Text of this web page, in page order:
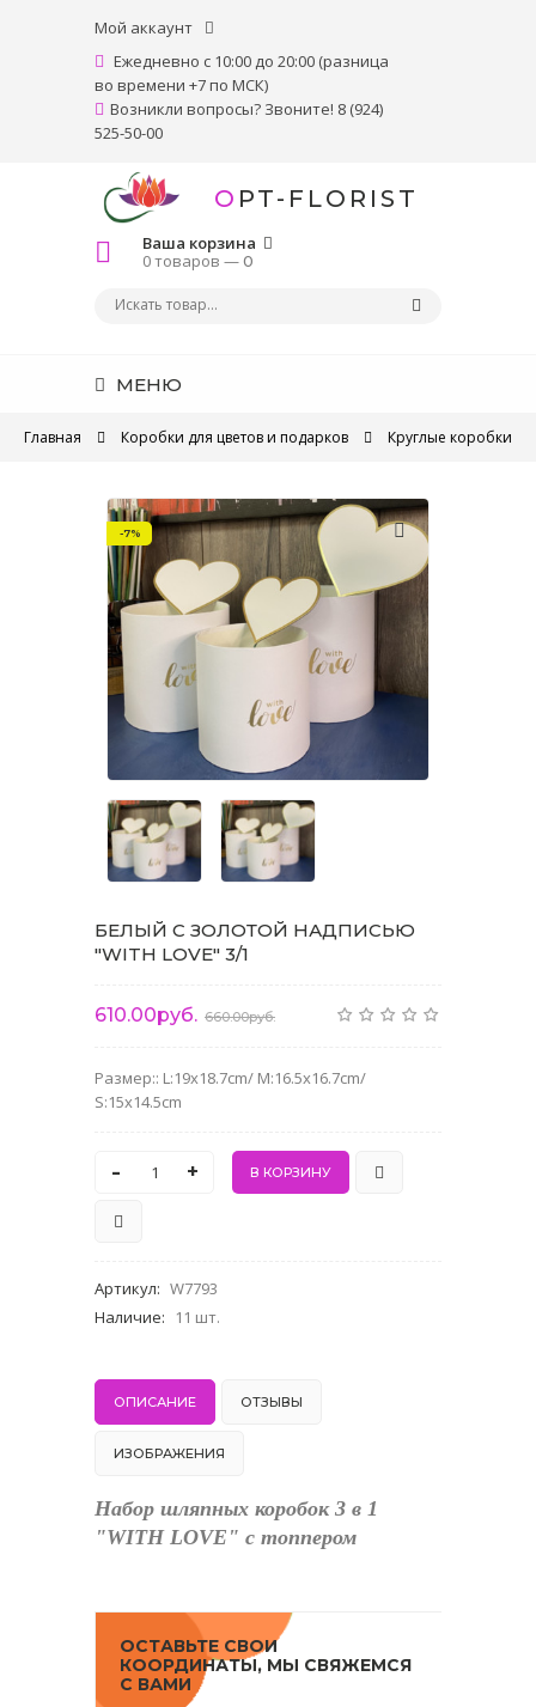
Мой аккаунт
Ежедневно с 10:00 до 20:00 (разница
во времени +7 по МСК)
Возникли вопросы? Звоните! 8 (924)
525-50-00
OPT-FLORIST
Ваша корзина
0 товаров —0
МЕНЮ
Главная Коробки для цветов и подарков Круглые коробки
-7%
БЕЛЫЙ С ЗОЛОТОЙ НАДПИСЬЮ
"WITH LOVE" 3/1
610.00руб. 660.00руб.
Размер:: L:19x18.7cm/ M:16.5x16.7cm/
S:15x14.5cm
- +
Артикул: W7793
Наличие: 11 шт.
ОПИСАНИЕ ОТЗЫВЫ
ИЗОБРАЖЕНИЯ
Набор шляпных коробок 3 в 1
"WITH LOVE" с топпером
ОСТАВЬТЕ СВОИ
КООРДИНАТЫ, МЫ СВЯЖЕМСЯ
С ВАМИ